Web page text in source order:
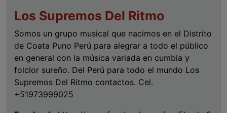
Los Supremos Del Ritmo
Somos un grupo musical que nacimos en el Distrito
de Coata Puno Perú para alegrar a todo el público
en general con la música variada en cumbia y
folclor sureño. Del Perú para todo el mundo Los
Supremos Del Ritmo contactos. Cel.
+51973999025